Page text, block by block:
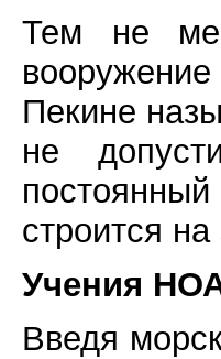
Тем не
Пекине
не
строится
Учения
Введя